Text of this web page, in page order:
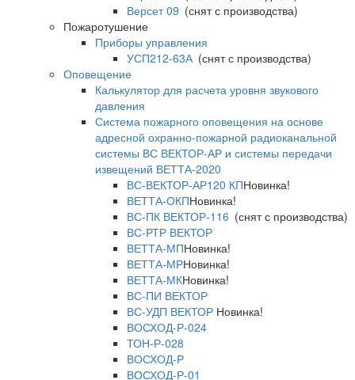
Версет 09 (снят с производства)
Пожаротушение
Приборы управления
УСП212-63А(снят с производства)
Оповещение
Калькулятор для расчета уровня звукового
давления
Система пожарного оповещения на основе
адресной охранно-пожарной радиоканальной
системы ВС ВЕКТОР-АР и системы передачи
извещений ВЕТТА-2020
ВС-ВЕКТОР-АР120 КПНовинка!
ВЕТТА-ОКПНовинка!
ВС-ПК ВЕКТОР-116 (снят с производства)
ВС-РТР ВЕКТОР
ВЕТТА-МПНовинка!
ВЕТТА-МРНовинка!
ВЕТТА-МКНовинка!
ВС-ПИ ВЕКТОР
ВС-УДП ВЕКТОР Новинка!
ВОСХОД-Р-024
ТОН-Р-028
ВОСХОД-Р
ВОСХОД-Р-01